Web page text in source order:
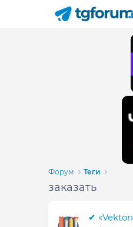
Форум Теги
заказать
✔